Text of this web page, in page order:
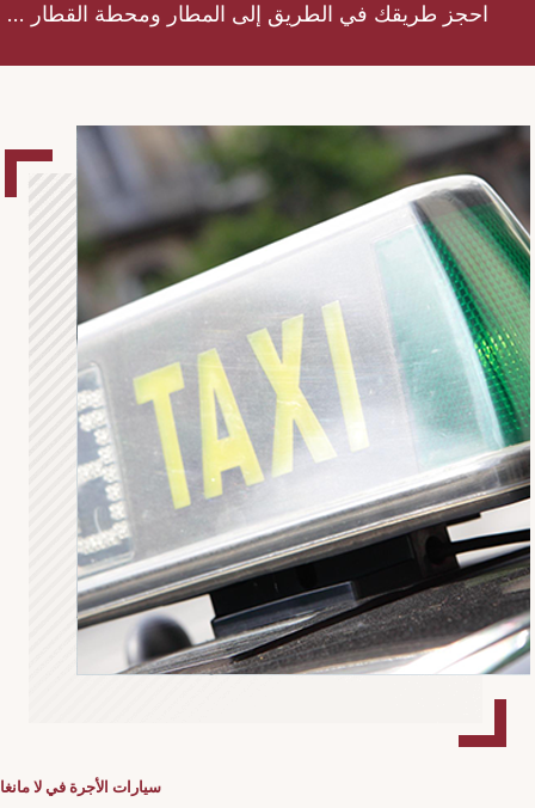
احجز طريقك في الطريق إلى المطار ومحطة القطار ...
سيارات الأجرة في لا مانغا